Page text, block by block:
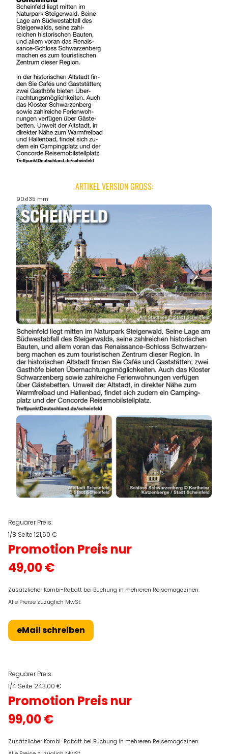
ARTIKEL VERSION GROSS:
90x135 mm
Reguärer Preis:
1/8 Seite 121,50 €
Promotion Preis nur
49,00 €
Zusätzlicher Kombi-Rabatt bei Buchung in mehreren Reisemagazinen.
Alle Preise zuzüglich MwSt.
eMail schreiben
Reguärer Preis:
1/4 Seite 243,00 €
Promotion Preis nur
99,00 €
Zusätzlicher Kombi-Rabatt bei Buchung in mehreren Reisemagazinen.